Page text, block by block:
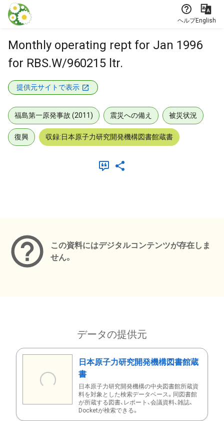
本文に飛ぶ
ヘルプEnglish
Monthly operating rept for Jan 1996
for RBS.W/960215 ltr.
提供元サイトで表示
福島第一原発事故 (2011) 震災への備え 被災状況
復興 収録:日本原子力研究開発機構図書館蔵書
この資料にはデジタルコンテンツが存在しま
せん。
データの提供元
日本原子力研究開発機構図書館蔵
書
日本原子力研究開発機構の中央図書館所蔵資
料を対象とした検索データベース。同図書館
が所蔵する図書、レポート、会議資料、雑誌、
Docketが検索できる。